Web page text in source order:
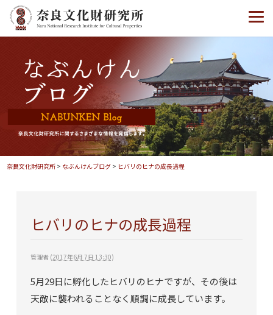
奈良文化財研究所 > なぶんけんブログ > ヒバリのヒナの成長過程
ヒバリのヒナの成長過程
管理者(2017年6月 7日 13:30)
5月29日に孵化したヒバリのヒナですが、その後は
天敵に襲われることなく順調に成長しています。